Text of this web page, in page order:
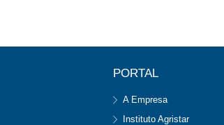
PORTAL
A Empresa
Instituto Agristar